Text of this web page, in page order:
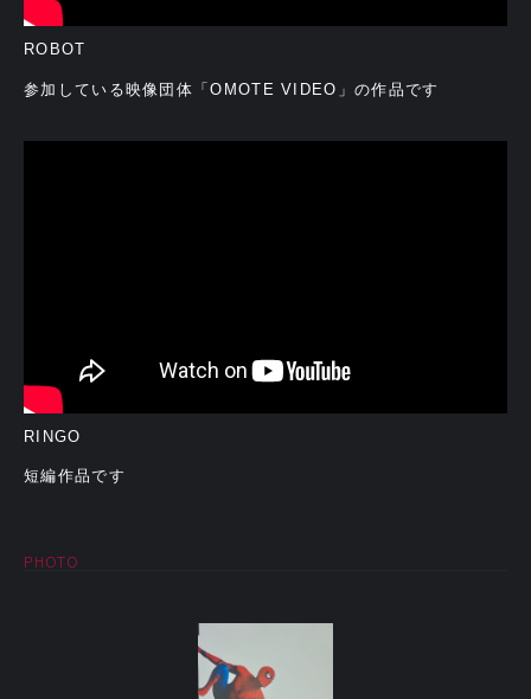
ROBOT
参加している映像団体「OMOTE VIDEO」の作品です
RINGO
短編作品です
PHOTO